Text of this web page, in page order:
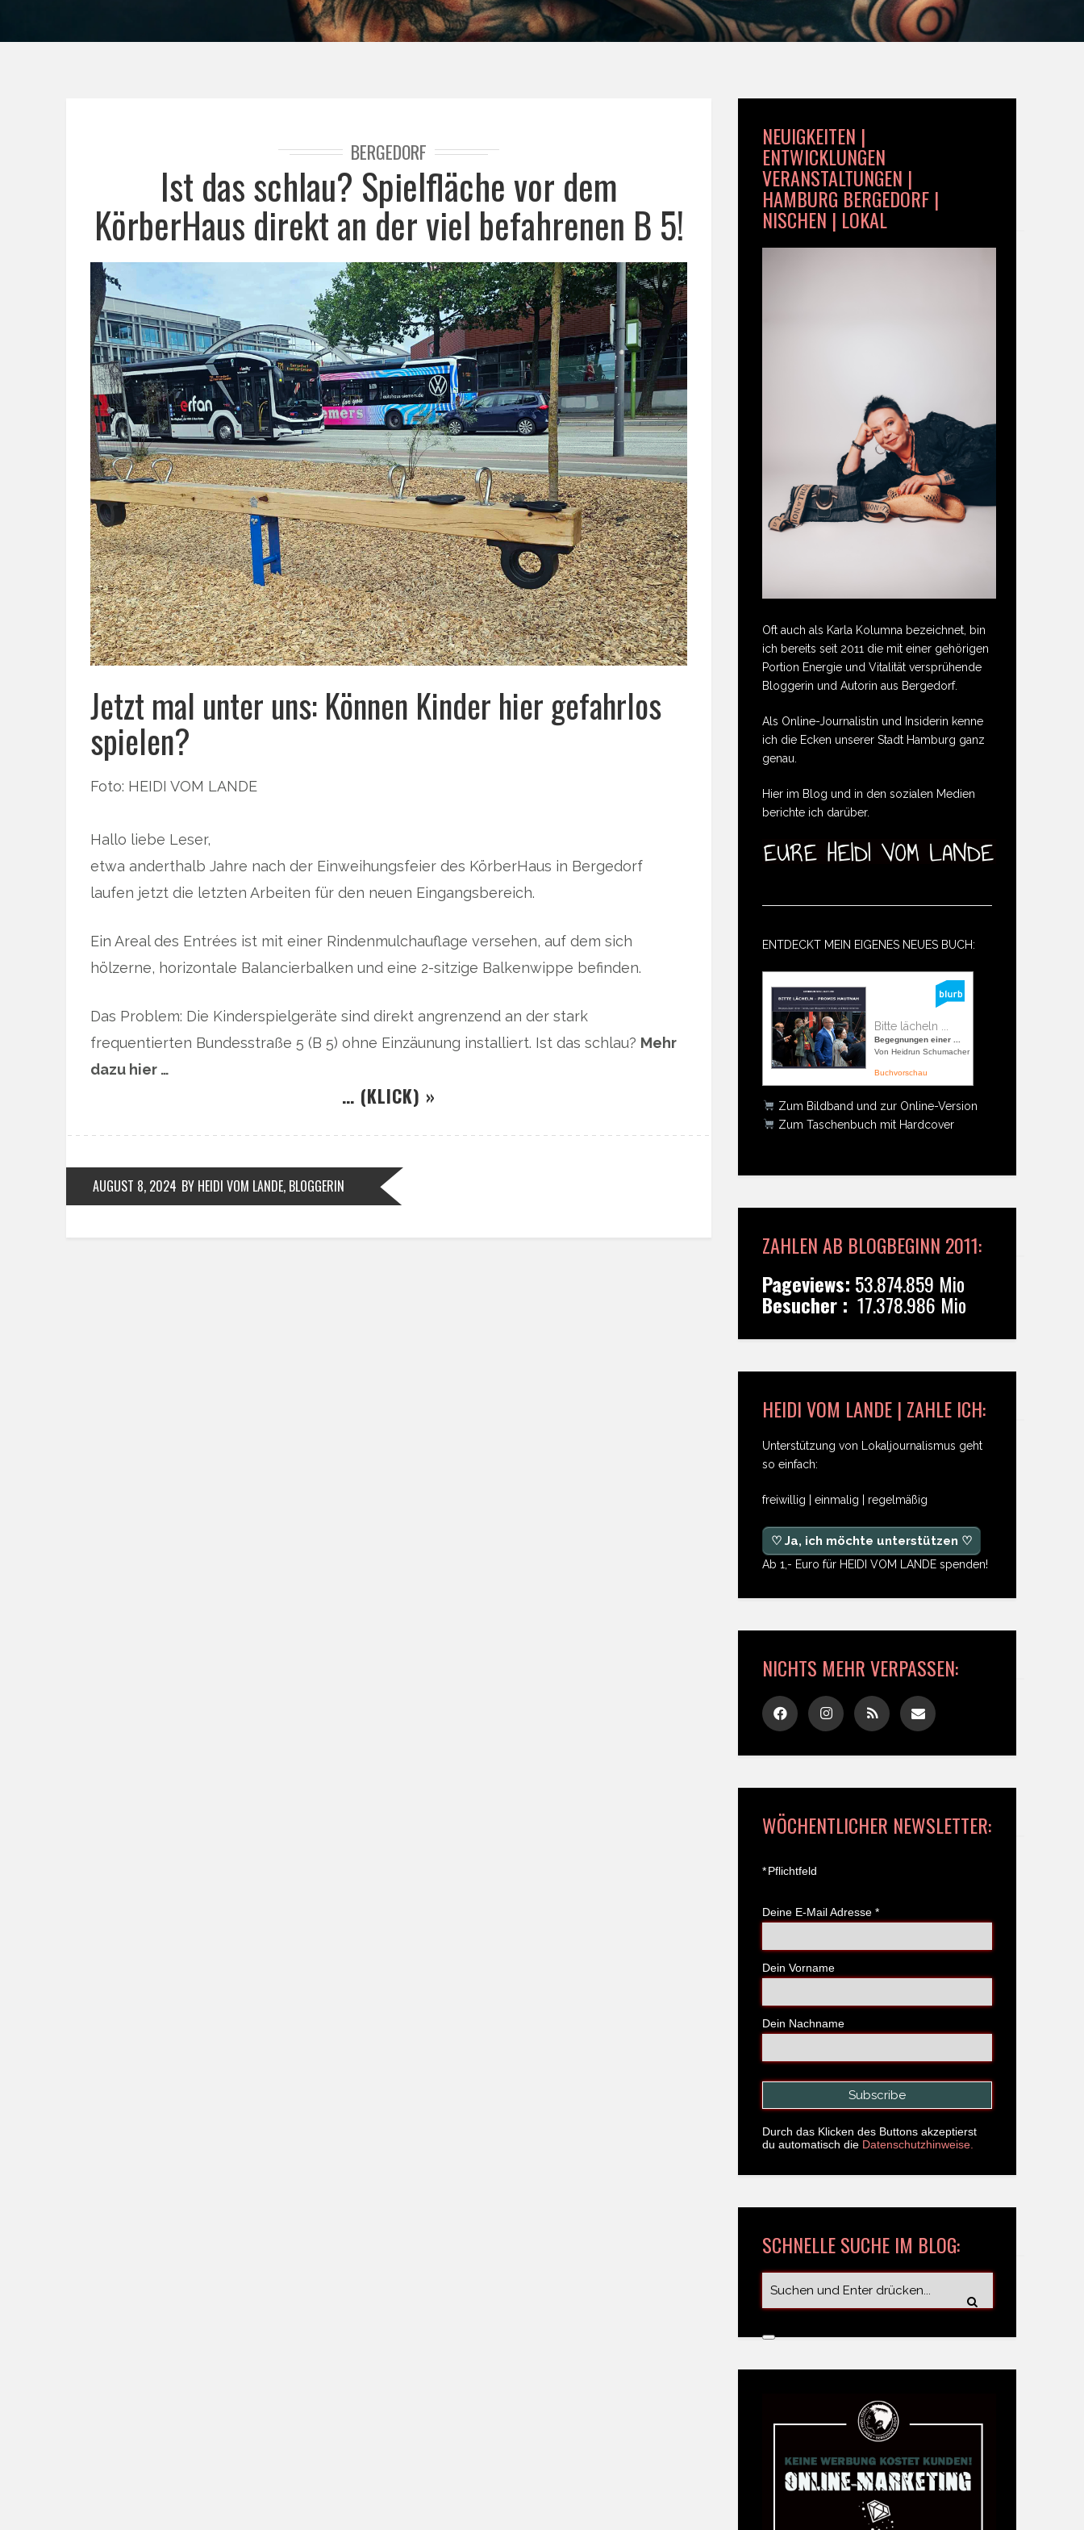
BERGEDORF
Ist das schlau? Spielfläche vor dem
KörberHaus direkt an der viel befahrenen B 5!
Jetzt mal unter uns: Können Kinder hier gefahrlos
spielen?
Foto: HEIDI VOM LANDE
Hallo liebe Leser,
etwa anderthalb Jahre nach der Einweihungsfeier des KörberHaus in Bergedorf
laufen jetzt die letzten Arbeiten für den neuen Eingangsbereich.
Ein Areal des Entrées ist mit einer Rindenmulchauflage versehen, auf dem sich
hölzerne, horizontale Balancierbalken und eine 2-sitzige Balkenwippe befinden.
Das Problem: Die Kinderspielgeräte sind direkt angrenzend an der stark
frequentierten Bundesstraße 5 (B 5) ohne Einzäunung installiert. Ist das schlau? Mehr
dazu hier …
… (KLICK) »
AUGUST 8, 2024 BY HEIDI VOM LANDE, BLOGGERIN
NEUIGKEITEN |
ENTWICKLUNGEN
VERANSTALTUNGEN |
HAMBURG BERGEDORF |
NISCHEN | LOKAL
Oft auch als Karla Kolumna bezeichnet, bin
ich bereits seit 2011 die mit einer gehörigen
Portion Energie und Vitalität versprühende
Bloggerin und Autorin aus Bergedorf.
Als Online-Journalistin und Insiderin kenne
ich die Ecken unserer Stadt Hamburg ganz
genau.
Hier im Blog und in den sozialen Medien
berichte ich darüber.
ENTDECKT MEIN EIGENES NEUES BUCH:
Bitte lächeln ...
Begegnungen einer ...
Von Heidrun Schumacher
Buchvorschau
Zum Bildband und zur Online-Version
Zum Taschenbuch mit Hardcover
ZAHLEN AB BLOGBEGINN 2011:
Pageviews: 53.874.859 Mio
Besucher : 17.378.986 Mio
HEIDI VOM LANDE | ZAHLE ICH:
Unterstützung von Lokaljournalismus geht
so einfach:
freiwillig | einmalig | regelmäßig
♡ Ja, ich möchte unterstützen ♡
Ab 1,- Euro für HEIDI VOM LANDE spenden!
NICHTS MEHR VERPASSEN:
WÖCHENTLICHER NEWSLETTER:
*Pflichtfeld
Deine E-Mail Adresse *
Dein Vorname
Dein Nachname
Durch das Klicken des Buttons akzeptierst
du automatisch die Datenschutzhinweise.
SCHNELLE SUCHE IM BLOG: